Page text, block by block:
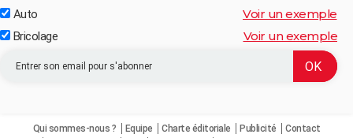
Auto Voir un exemple
Bricolage Voir un exemple
Qui sommes-nous ? Equipe Charte éditoriale Publicité
Contact